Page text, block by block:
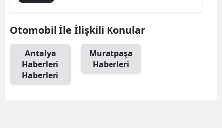
Otomobil İle İlişkili Konular
Antalya
Haberleri
Haberleri
Muratpaşa
Haberleri